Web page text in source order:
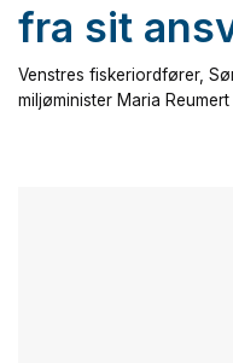
fra sit
Venstres fiskeriordfører,
miljøminister Maria Reumert